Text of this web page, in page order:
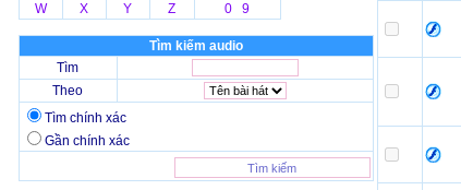
W
X Y Z 0 9
Tìm kiếm audio
Tìm
Theo
Tìm chính xác
Gần chính xác